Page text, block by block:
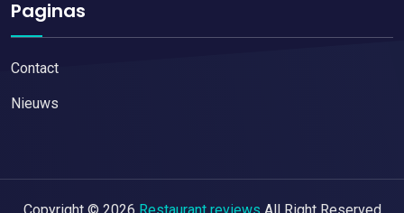
Paginas
Contact
Nieuws